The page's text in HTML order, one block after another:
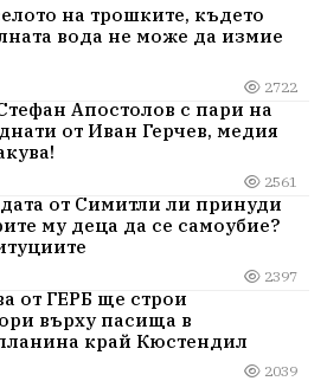
на трошките, където
вода не може да измие
2722
Апостолов с пари на
от Иван Герчев, медия
2561
от Симитли ли принуди
му деца да се самоубие?
2397
от ГЕРБ ще строи
върху пасища в
край Кюстендил
2039